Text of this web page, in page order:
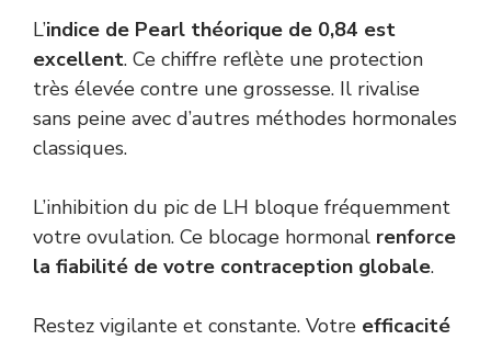
L’indice de Pearl théorique de 0,84 est
excellent. Ce chiffre reflète une protection
très élevée contre une grossesse. Il rivalise
sans peine avec d’autres méthodes hormonales
classiques.
L’inhibition du pic de LH bloque fréquemment
votre ovulation. Ce blocage hormonal renforce
la fiabilité de votre contraception globale.
Restez vigilante et constante. Votre efficacité